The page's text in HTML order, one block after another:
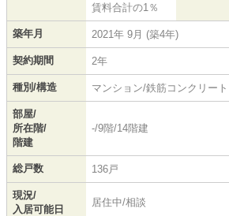
賃料合計の1％
築年月 2021年 9月 (築4年)
契約期間 2年
種別/構造 マンション/鉄筋コンクリート
部屋/
所在階/
階建
-/9階/14階建
総戸数 136戸
現況/
入居可能日
居住中/相談